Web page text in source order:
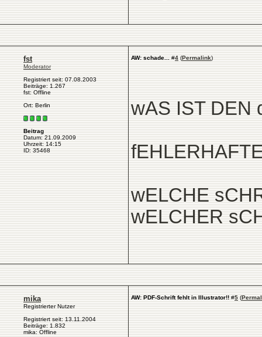
fst
Moderator
Registriert seit: 07.08.2003
Beiträge: 1.267
fst: Offline
Ort: Berlin
Beitrag
Datum: 21.09.2009
Uhrzeit: 14:15
ID: 35468
AW: schade... #4 (Permalink)
wAS IST DEN
wELCHE
wELCHER
mika
Registrierter Nutzer
Registriert seit: 13.11.2004
Beiträge: 1.832
mika: Offline
AW: PDF-Schrift fehlt in Illustrator!! #5 (